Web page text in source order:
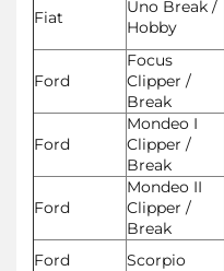
Fiat
Uno Break /
Hobby
Ford
Focus
Clipper /
Break
Ford
Mondeo I
Clipper /
Break
Ford
Mondeo II
Clipper /
Break
Ford
Scorpio